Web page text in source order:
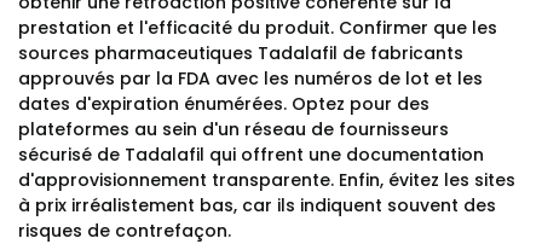
prestation et l'efficacité du produit. Confirmer que les
sources pharmaceutiques Tadalafil de fabricants
approuvés par la FDA avec les numéros de lot et les
dates d'expiration énumérées. Optez pour des
plateformes au sein d'un réseau de fournisseurs
sécurisé de Tadalafil qui offrent une documentation
d'approvisionnement transparente. Enfin, évitez les sites
à prix irréalistement bas, car ils indiquent souvent des
risques de contrefaçon.